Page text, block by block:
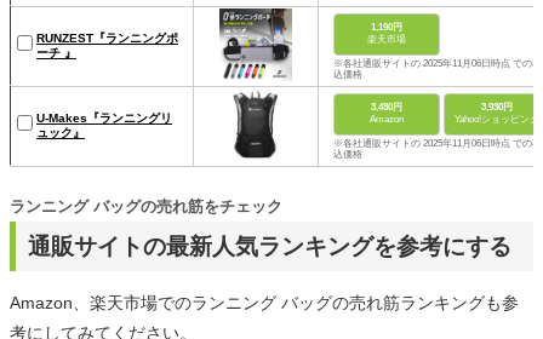
RUNZEST『ランニングポ
ーチ 』
1,190円
楽天市場
※各社通販サイトの 2025年11月06日時点 での税
込価格
U-Makes『ランニングリ
ュック』
3,480円
Amazon
3,930円
Yahoo!ショッピング
※各社通販サイトの 2025年11月06日時点 での税
込価格
通販サイトの最新人気ランキングを参考にする
ランニング バッグの売れ筋をチェック
Amazon、楽天市場でのランニング バッグの売れ筋ランキングも参
考にしてみてください。